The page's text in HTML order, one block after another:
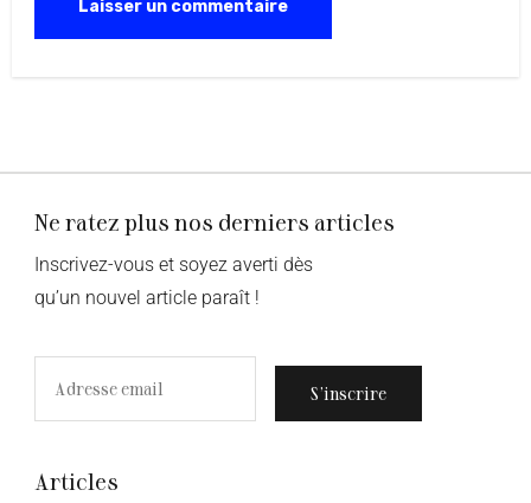
Ne ratez plus nos derniers articles
Inscrivez-vous et soyez averti dès
qu’un nouvel article paraît !
S’inscrire
Articles